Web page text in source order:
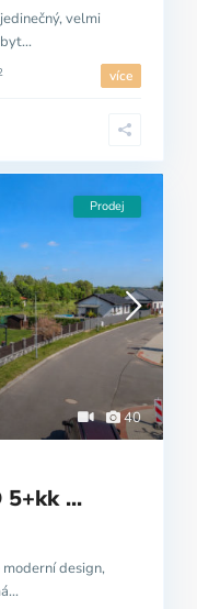
velmi
více
40
Prodej
5+kk ...
design,